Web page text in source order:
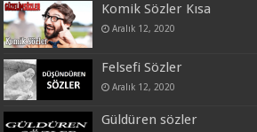
Komik Sözler Kısa
Aralık 12, 2020
Felsefi Sözler
Aralık 12, 2020
Güldüren sözler